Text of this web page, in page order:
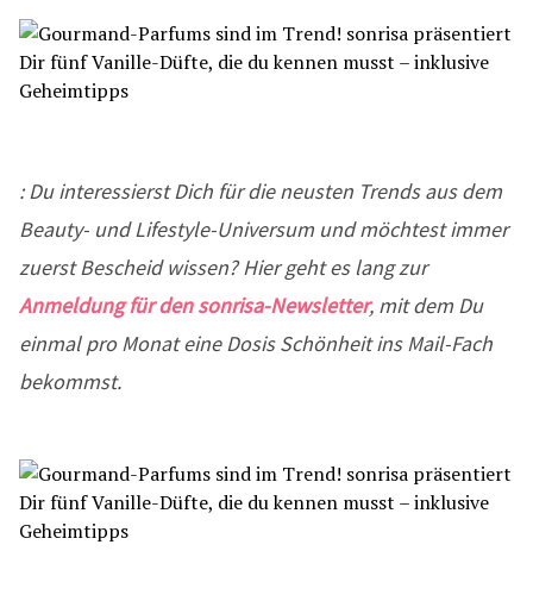
: Du interessierst Dich für die neusten Trends aus dem
Beauty- und Lifestyle-Universum und möchtest immer
zuerst Bescheid wissen? Hier geht es lang zur
Anmeldung für den sonrisa-Newsletter, mit dem Du
einmal pro Monat eine Dosis Schönheit ins Mail-Fach
bekommst.